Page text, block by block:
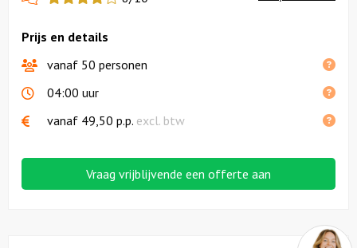
reviews
Prijs en details
vanaf 50 personen
04:00 uur
vanaf 49,50 p.p. excl. btw
Vraag vrijblijvende een offerte aan